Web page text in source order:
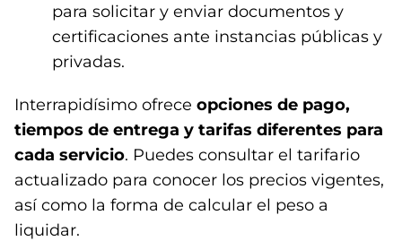
para solicitar y enviar documentos y
certificaciones ante instancias públicas y
privadas.
Interrapidísimo ofrece opciones de pago,
tiempos de entrega y tarifas diferentes para
cada servicio. Puedes consultar el tarifario
actualizado para conocer los precios vigentes,
así como la forma de calcular el peso a
liquidar.